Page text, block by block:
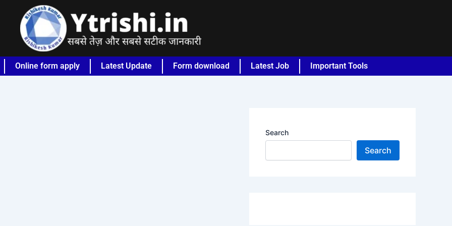
Online form apply Latest Update Form download Latest Job Important Tools
Search
Search